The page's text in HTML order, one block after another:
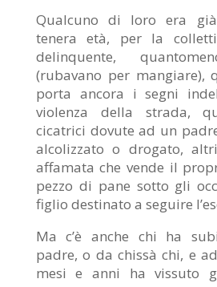
Qualcuno di loro era
tenera età, per la
delinquente,
(rubavano per mangiare),
porta ancora i segni
violenza della strada,
cicatrici dovute ad un
alcolizzato o drogato,
affamata che vende il
pezzo di pane sotto gli
figlio destinato a seguire
Ma c’è anche chi ha
padre, o da chissà chi, e
mesi e anni ha vissuto